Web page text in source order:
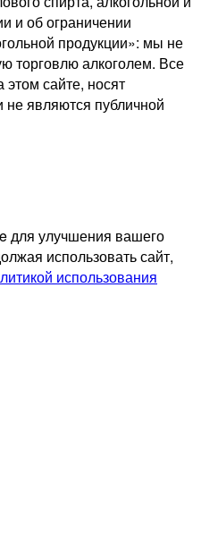
и об ограничении
продукции»: мы не
торговлю алкоголем. Все
сайте, носят
являются публичной
для улучшения вашего
использовать сайт,
использования